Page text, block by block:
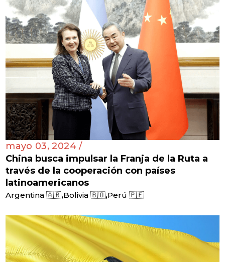
mayo 03, 2024 /
China busca impulsar la Franja de la Ruta a
través de la cooperación con países
latinoamericanos
Argentina 🇦🇷,Bolivia 🇧🇴,Perú 🇵🇪